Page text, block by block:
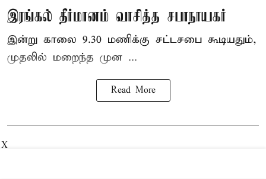
இரங்கல் தீர்மானம் வாசித்த சபாநாயகர்
இன்று காலை 9.30 மணிக்கு சட்டசபை கூடியதும்,
முதலில் மறைந்த முன ...
Read More
X